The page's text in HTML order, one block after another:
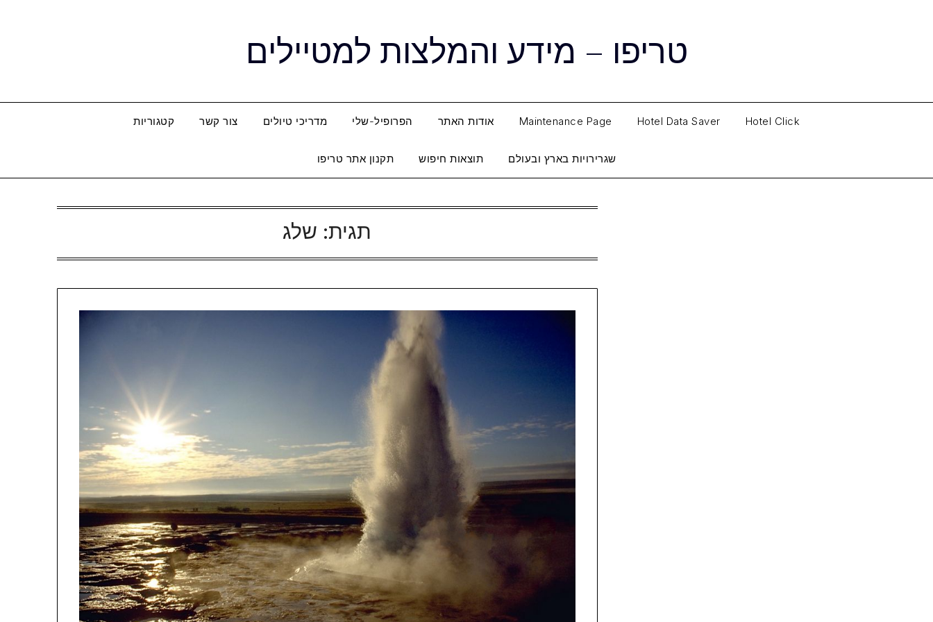
טריפו – מידע והמלצות למטיילים
Hotel Click
Hotel Data Saver
Maintenance Page אודות האתר הפרופיל-שלי מדריכי טיולים צור קשר קטגוריות
שגרירויות בארץ ובעולם תוצאות חיפוש תקנון אתר טריפו
תגית: שלג